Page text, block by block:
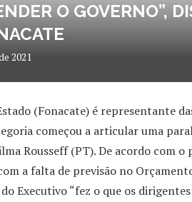
O GOVERNO”,
2021
(Fonacate) é representante
começou a articular uma
Rousseff (PT). De acordo com
a falta de previsão no
Executivo “fez o que os